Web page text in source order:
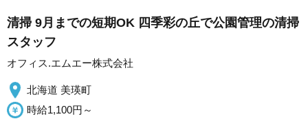
清掃 9月までの短期OK 四季彩の丘で公園管理の清掃
スタッフ
オフィス.エムエー株式会社
北海道 美瑛町
時給1,100円～